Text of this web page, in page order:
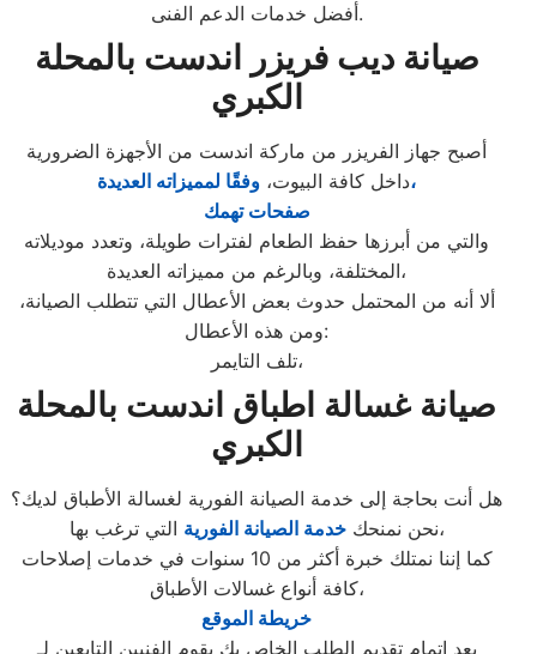
أفضل خدمات الدعم الفنى.
صيانة ديب فريزر اندست بالمحلة
الكبري
أصبح جهاز الفريزر من ماركة اندست من الأجهزة الضرورية
داخل كافة البيوت،وفقًا لمميزاته العديدة،
صفحات تهمك
والتي من أبرزها حفظ الطعام لفترات طويلة، وتعدد موديلاته
المختلفة، وبالرغم من مميزاته العديدة،
ألا أنه من المحتمل حدوث بعض الأعطال التي تتطلب الصيانة،
ومن هذه الأعطال:
تلف التايمر،
صيانة غسالة اطباق اندست بالمحلة
الكبري
هل أنت بحاجة إلى خدمة الصيانة الفورية لغسالة الأطباق لديك؟
نحن نمنحكخدمة الصيانة الفورية
التي ترغب بها،
كما إننا نمتلك خبرة أكثر من 10 سنوات في خدمات إصلاحات
كافة أنواع غسالات الأطباق،
خريطة الموقع
بعد إتمام تقديم الطلب الخاص بك يقوم الفنيين التابعين لـ